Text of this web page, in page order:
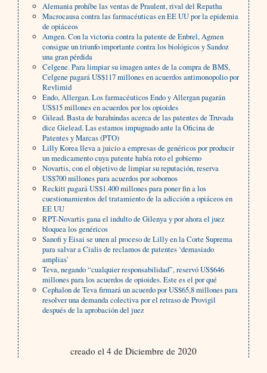
Alemania prohíbe las ventas de Praulent, rival del Repatha
Macrocausa contra las farmacéuticas en EE UU por la epidemia
de opiáceos
Amgen. Con la victoria contra la patente de Enbrel, Agmen
consigue un triunfo importante contra los biológicos y Sandoz
una gran pérdida
Celgene. Para limpiar su imagen antes de la compra de BMS,
Celgene pagará US$117 millones en acuerdos antimonopolio por
Revlimid
Endo, Allergan. Los farmacéuticos Endo y Allergan pagarán
US$15 millones en acuerdos por los opioides
Gilead. Basta de barahúndas acerca de las patentes de Truvada
dice Gielead. Las estamos impugnado ante la Oficina de
Patentes y Marcas (PTO)
Lilly Korea lleva a juicio a empresas de genéricos por producir
un medicamento cuya patente había roto el gobierno
Novartis, con el objetivo de limpiar su reputación, reserva
US$700 millones para acuerdos por sobornos
Reckitt pagará US$1.400 millones para poner fin a los
cuestionamientos del tratamiento de la adicción a opiáceos en
EE UU
RPT-Novartis gana el indulto de Gilenya y por ahora el juez
bloquea los genéricos
Sanofi y Eisai se unen al proceso de Lilly en la Corte Suprema
para salvar a Cialis de reclamos de patentes ‘demasiado
amplias’
Teva, negando “cualquier responsabilidad”, reservó US$646
millones para los acuerdos de opioides. Este es el por qué
Cephalon de Teva firmará un acuerdo por US$65,8 millones para
resolver una demanda colectiva por el retraso de Provigil
después de la aprobación del juez
creado el 4 de Diciembre de 2020